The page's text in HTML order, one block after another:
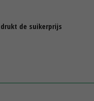
de suikerprijs